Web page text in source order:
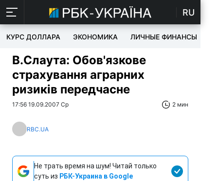
RU
КУРС ДОЛЛАРА ЭКОНОМИКА ЛИЧНЫЕ ФИНАНСЫ
В.Слаута: Обов'язкове
страхування аграрних
ризиків передчасне
17:56 19.09.2007 Ср 2 мин
RBC.UA
Не трать время на шум! Читай только
суть из РБК-Украина в Google